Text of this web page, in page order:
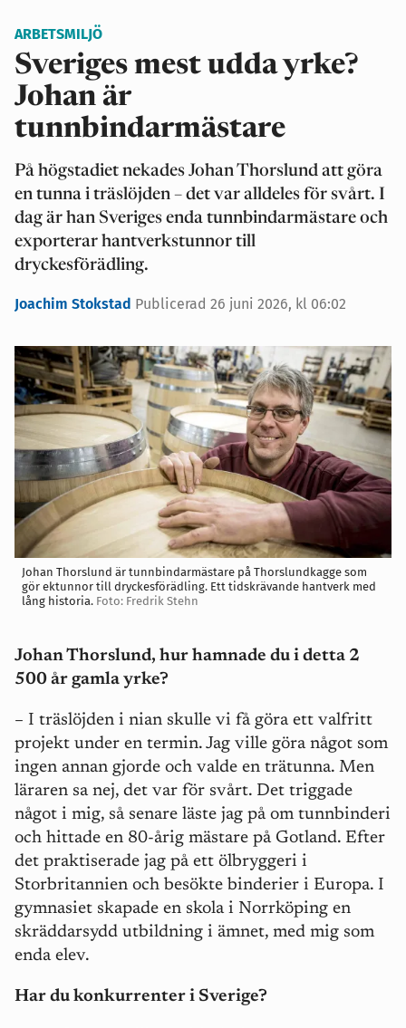
ARBETSMILJÖ
Sveriges mest udda yrke?
Johan är
tunnbindarmästare
På högstadiet nekades Johan Thorslund att göra
en tunna i träslöjden – det var alldeles för svårt. I
dag är han Sveriges enda tunnbindarmästare och
exporterar hantverkstunnor till
dryckesförädling.
Joachim Stokstad Publicerad 26 juni 2026, kl 06:02
Johan Thorslund är tunnbindarmästare på Thorslundkagge som
gör ektunnor till dryckesförädling. Ett tidskrävande hantverk med
lång historia. Foto: Fredrik Stehn
Johan Thorslund, hur hamnade du i detta 2
500 år gamla yrke?
– I träslöjden i nian skulle vi få göra ett valfritt
projekt under en termin. Jag ville göra något som
ingen annan gjorde och valde en trätunna. Men
läraren sa nej, det var för svårt. Det triggade
något i mig, så senare läste jag på om tunnbinderi
och hittade en 80-årig mästare på Gotland. Efter
det praktiserade jag på ett ölbryggeri i
Storbritannien och besökte binderier i Europa. I
gymnasiet skapade en skola i Norrköping en
skräddarsydd utbildning i ämnet, med mig som
enda elev.
Har du konkurrenter i Sverige?